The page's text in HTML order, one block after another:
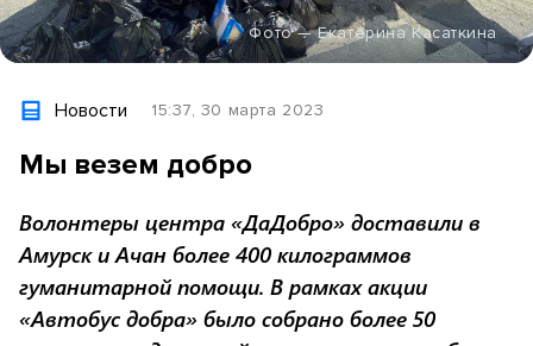
Фото — Екатерина Касаткина
Новости 15:37, 30 марта 2023
Мы везем добро
Волонтеры центра «ДаДобро» доставили в
Амурск и Ачан более 400 килограммов
гуманитарной помощи. В рамках акции
«Автобус добра» было собрано более 50